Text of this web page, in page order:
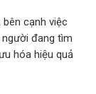
cạnh việc
đang tìm
hóa hiệu quả